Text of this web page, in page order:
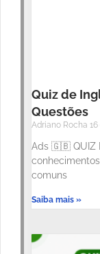
Quiz de
Questões
Adriano Rocha
Ads 🇬🇧 QUIZ
comuns
Saiba mais »